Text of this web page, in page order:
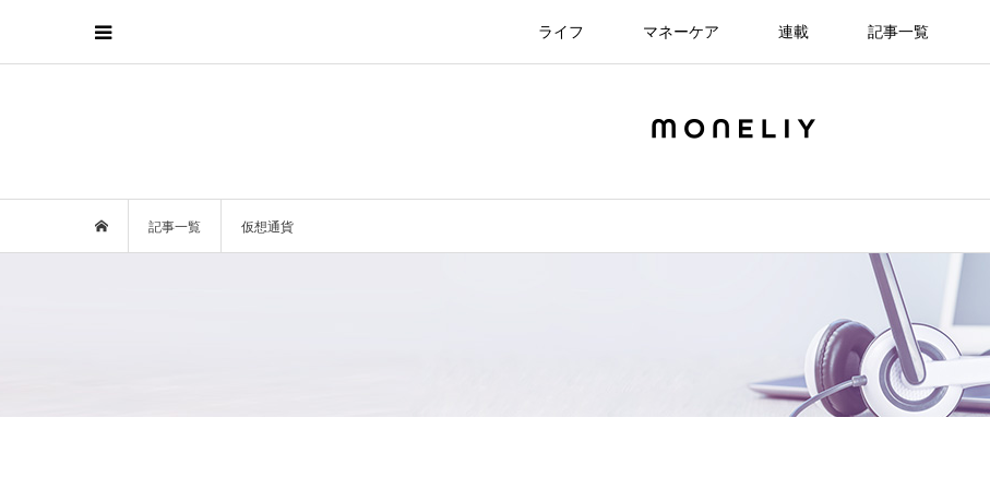
ライフ マネーケア 連載 記事一覧
記事一覧 仮想通貨